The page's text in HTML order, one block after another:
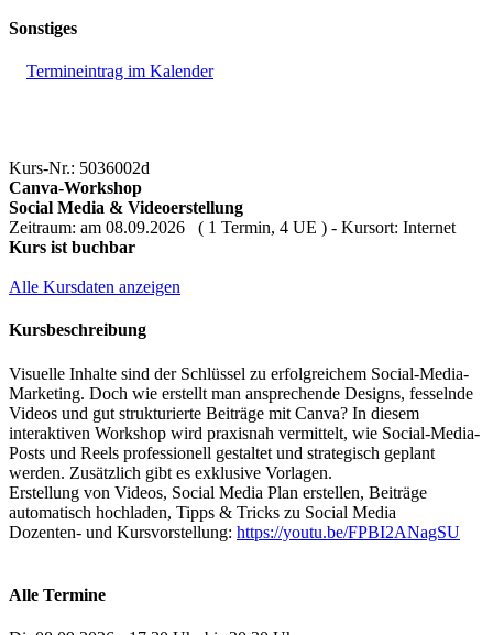
Sonstiges
Termineintrag im Kalender
Kurs-Nr.: 5036002d
Canva-Workshop
Social Media & Videoerstellung
Zeitraum: am 08.09.2026 ( 1 Termin, 4 UE ) - Kursort: Internet
Kurs ist buchbar
Alle Kursdaten anzeigen
Kursbeschreibung
Visuelle Inhalte sind der Schlüssel zu erfolgreichem Social-Media-
Marketing. Doch wie erstellt man ansprechende Designs, fesselnde
Videos und gut strukturierte Beiträge mit Canva? In diesem
interaktiven Workshop wird praxisnah vermittelt, wie Social-Media-
Posts und Reels professionell gestaltet und strategisch geplant
werden. Zusätzlich gibt es exklusive Vorlagen.
Erstellung von Videos, Social Media Plan erstellen, Beiträge
automatisch hochladen, Tipps & Tricks zu Social Media
Dozenten- und Kursvorstellung: https://youtu.be/FPBI2ANagSU
Alle Termine